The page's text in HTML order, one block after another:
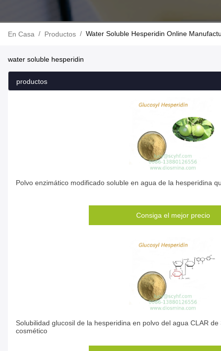
En Casa / Productos / Water Soluble Hesperidin Online
water soluble hesperidin
productos
Polvo enzimático modificado soluble en agua de la hesperidina
Consiga el mejor precio
Solubilidad glucosil de la hesperidina en polvo del agua CLAR
cosmético